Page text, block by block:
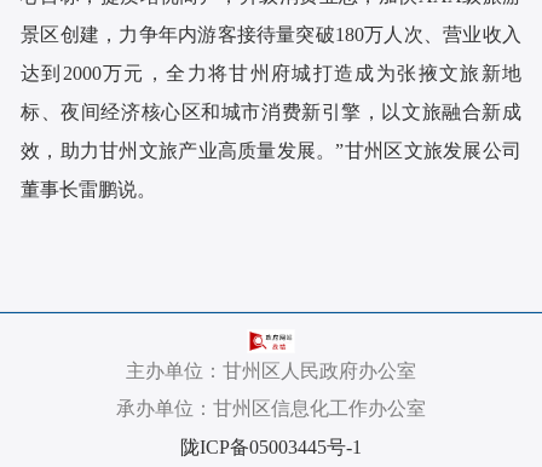
景区创建，力争年内游客接待量突破180万人次、营业收入
达到2000万元，全力将甘州府城打造成为张掖文旅新地
标、夜间经济核心区和城市消费新引擎，以文旅融合新成
效，助力甘州文旅产业高质量发展。”甘州区文旅发展公司
董事长雷鹏说。
主办单位：甘州区人民政府办公室
承办单位：甘州区信息化工作办公室
陇ICP备05003445号-1